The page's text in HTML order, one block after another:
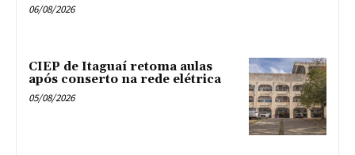
06/08/2026
CIEP de Itaguaí retoma aulas
após conserto na rede elétrica
05/08/2026